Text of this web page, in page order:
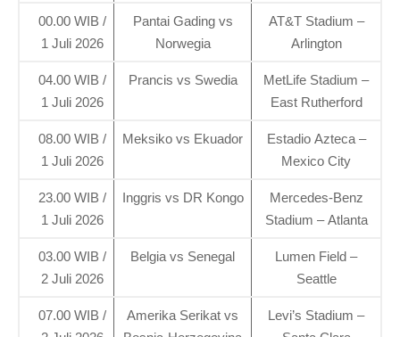
00.00 WIB /
1 Juli 2026
Pantai Gading vs
Norwegia
AT&T Stadium –
Arlington
04.00 WIB /
1 Juli 2026
Prancis vs Swedia
MetLife Stadium –
East Rutherford
08.00 WIB /
1 Juli 2026
Meksiko vs Ekuador
Estadio Azteca –
Mexico City
23.00 WIB /
1 Juli 2026
Inggris vs DR Kongo
Mercedes-Benz
Stadium – Atlanta
03.00 WIB /
2 Juli 2026
Belgia vs Senegal
Lumen Field –
Seattle
07.00 WIB /
Amerika Serikat vs
Levi’s Stadium –